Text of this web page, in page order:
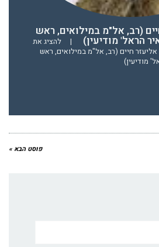
(רב, אל"מ במילואים, ראש
הראל' מודיעין) |
להציג את
חיים (רב, אל"מ במילואים, ראש
מודיעין)
פוסט הבא »